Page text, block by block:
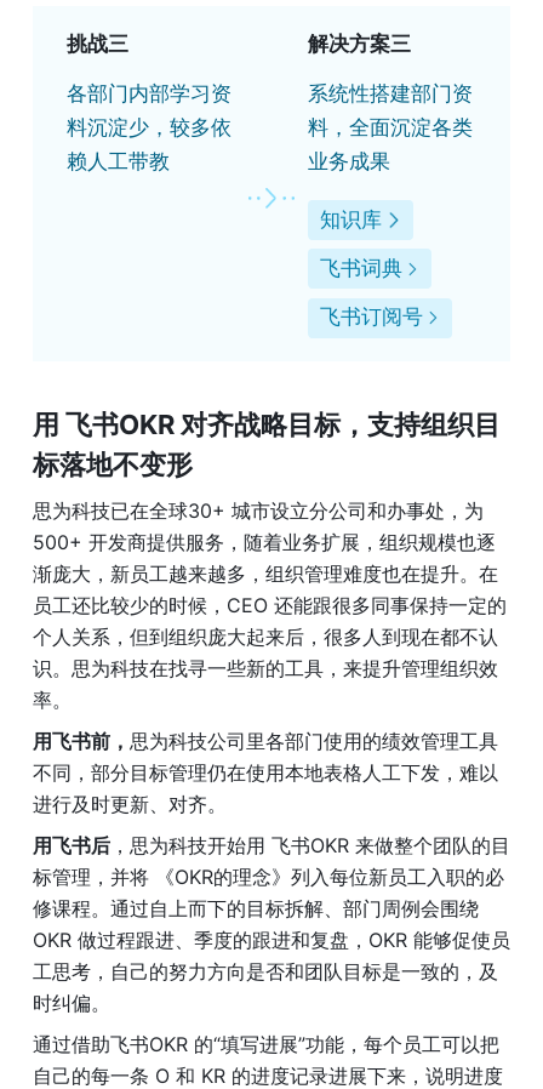
挑战三
各部门内部学习资
料沉淀少，较多依
赖人工带教
解决方案三
系统性搭建部门资
料，全面沉淀各类
业务成果
知识库
飞书词典
飞书订阅号
用 飞书OKR 对齐战略目标，支持组织目
标落地不变形
思为科技已在全球30+ 城市设立分公司和办事处，为
500+ 开发商提供服务，随着业务扩展，组织规模也逐
渐庞大，新员工越来越多，组织管理难度也在提升。在
员工还比较少的时候，CEO 还能跟很多同事保持一定的
个人关系，但到组织庞大起来后，很多人到现在都不认
识。思为科技在找寻一些新的工具，来提升管理组织效
率。
用飞书前， 思为科技公司里各部门使用的绩效管理工具
不同，部分目标管理仍在使用本地表格人工下发，难以
进行及时更新、对齐。
用飞书后 ，思为科技开始用 飞书OKR 来做整个团队的目
标管理，并将 《OKR的理念》列入每位新员工入职的必
修课程。通过自上而下的目标拆解、部门周例会围绕
OKR 做过程跟进、季度的跟进和复盘，OKR 能够促使员
工思考，自己的努力方向是否和团队目标是一致的，及
时纠偏。
通过借助飞书OKR 的“填写进展”功能，每个员工可以把
自己的每一条 O 和 KR 的进度记录进展下来，说明进度